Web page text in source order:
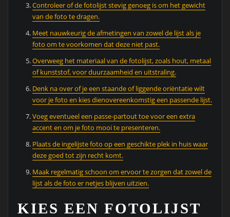
Controleer of de fotolijst stevig genoeg is om het gewicht
van de foto te dragen.
Meet nauwkeurig de afmetingen van zowel de lijst als je
foto om te voorkomen dat deze niet past.
Overweeg het materiaal van de fotolijst, zoals hout, metaal
of kunststof, voor duurzaamheid en uitstraling.
Denk na over of je een staande of liggende oriëntatie wilt
voor je foto en kies dienovereenkomstig een passende lijst.
Voeg eventueel een passe-partout toe voor een extra
accent en om je foto mooi te presenteren.
Plaats de ingelijste foto op een geschikte plek in huis waar
deze goed tot zijn recht komt.
Maak regelmatig schoon om ervoor te zorgen dat zowel de
lijst als de foto er netjes blijven uitzien.
KIES EEN FOTOLIJST